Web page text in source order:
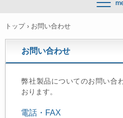
トップ › お問い合わせ
お問い合わせ
弊社製品についてのお問い合
おります。
電話・FAX